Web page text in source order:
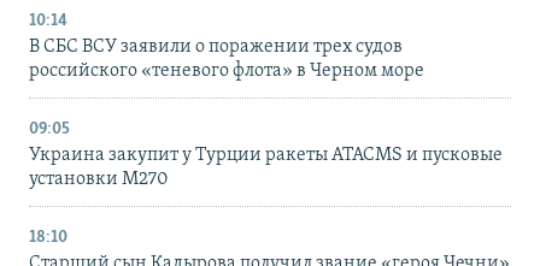
10:14
В СБС ВСУ заявили о поражении трех судов
российского «теневого флота» в Черном море
09:05
Украина закупит у Турции ракеты ATACMS и пусковые
установки M270
18:10